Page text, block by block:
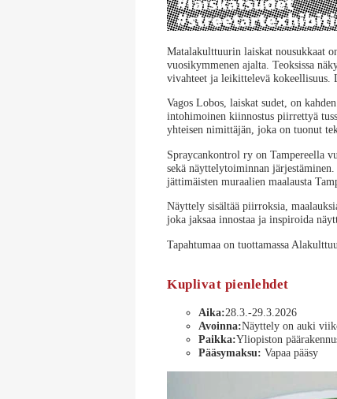
Matalakulttuurin laiskat nousukkaat
vuosikymmenen ajalta. Teoksissa
vivahteet ja leikittelevä kokeellisuus.
Vagos Lobos, laiskat sudet, on
intohimoinen kiinnostus piirrettyä
yhteisen nimittäjän, joka on tuonut
Spraycankontrol ry on Tampereella
sekä näyttelytoiminnan
jättimäisten muraalien maalausta
Näyttely sisältää piirroksia,
joka jaksaa innostaa ja inspiroida
Tapahtumaa on tuottamassa
Kuplivat pienlehdet
Aika:28.3.-29.3.2026
Avoinna:Näyttely on auki
Paikka:Yliopiston
Pääsymaksu: Vapaa pääsy